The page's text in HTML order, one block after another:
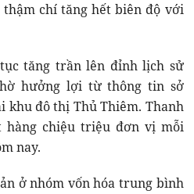
chí tăng hết biên độ với
tăng trần lên đỉnh lịch sử
hưởng lợi từ thông tin sở
khu đô thị Thủ Thiêm. Thanh
hàng chiệu triệu đơn vị mỗi
nay.
ở nhóm vốn hóa trung bình